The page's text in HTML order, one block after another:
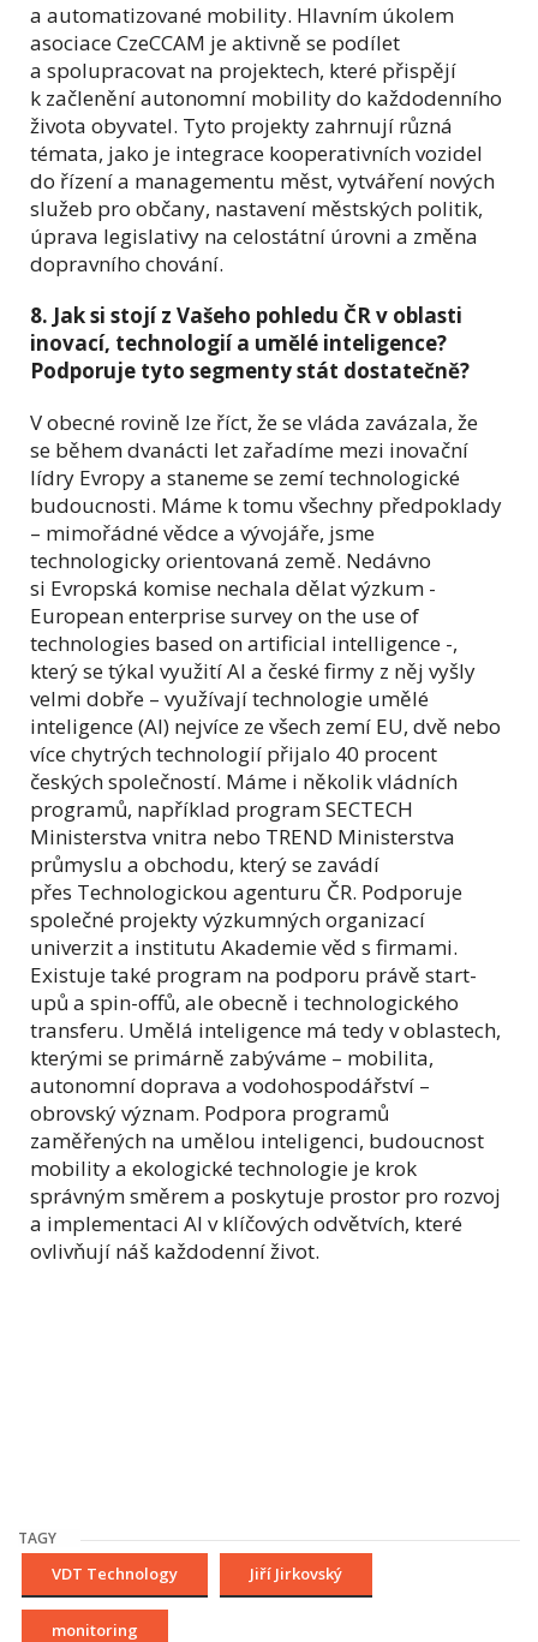
a automatizované mobility. Hlavním úkolem
asociace CzeCCAM je aktivně se podílet
a spolupracovat na projektech, které přispějí
k začlenění autonomní mobility do každodenního
života obyvatel. Tyto projekty zahrnují různá
témata, jako je integrace kooperativních vozidel
do řízení a managementu měst, vytváření nových
služeb pro občany, nastavení městských politik,
úprava legislativy na celostátní úrovni a změna
dopravního chování.
8. Jak si stojí z Vašeho pohledu ČR v oblasti
inovací, technologií a umělé inteligence?
Podporuje tyto segmenty stát dostatečně?
V obecné rovině lze říct, že se vláda zavázala, že
se během dvanácti let zařadíme mezi inovační
lídry Evropy a staneme se zemí technologické
budoucnosti. Máme k tomu všechny předpoklady
– mimořádné vědce a vývojáře, jsme
technologicky orientovaná země. Nedávno
si Evropská komise nechala dělat výzkum -
European enterprise survey on the use of
technologies based on artificial intelligence -,
který se týkal využití AI a české firmy z něj vyšly
velmi dobře – využívají technologie umělé
inteligence (AI) nejvíce ze všech zemí EU, dvě nebo
více chytrých technologií přijalo 40 procent
českých společností. Máme i několik vládních
programů, například program SECTECH
Ministerstva vnitra nebo TREND Ministerstva
průmyslu a obchodu, který se zavádí
přes Technologickou agenturu ČR. Podporuje
společné projekty výzkumných organizací
univerzit a institutu Akademie věd s firmami.
Existuje také program na podporu právě start-
upů a spin-offů, ale obecně i technologického
transferu. Umělá inteligence má tedy v oblastech,
kterými se primárně zabýváme – mobilita,
autonomní doprava a vodohospodářství –
obrovský význam. Podpora programů
zaměřených na umělou inteligenci, budoucnost
mobility a ekologické technologie je krok
správným směrem a poskytuje prostor pro rozvoj
a implementaci AI v klíčových odvětvích, které
ovlivňují náš každodenní život.
TAGY
VDT Technology Jiří Jirkovský
monitoring